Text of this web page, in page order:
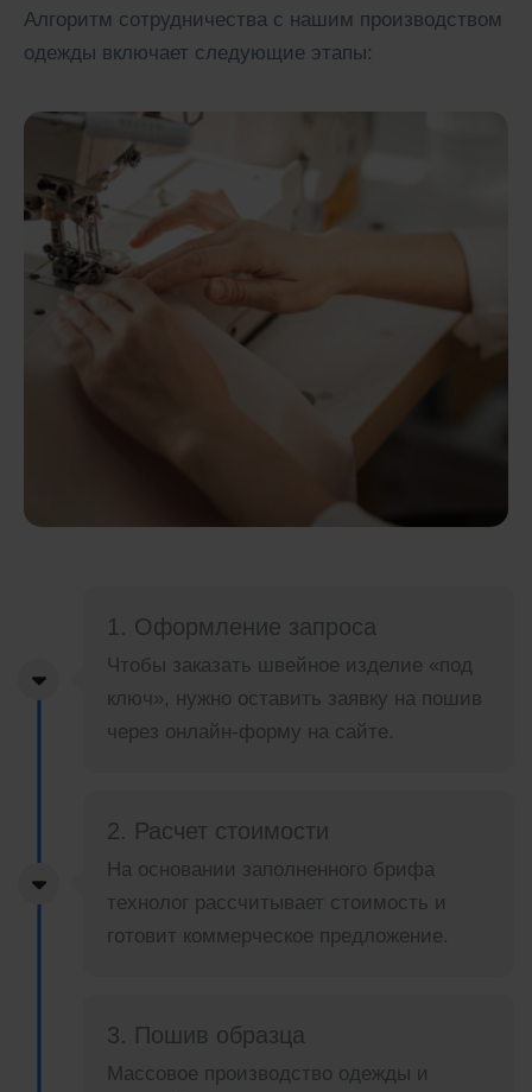
Алгоритм сотрудничества с нашим производством
одежды включает следующие этапы:
1. Оформление запроса
Чтобы заказать швейное изделие «под
ключ», нужно оставить заявку на пошив
через онлайн-форму на сайте.
2. Расчет стоимости
На основании заполненного брифа
технолог рассчитывает стоимость и
готовит коммерческое предложение.
3. Пошив образца
Массовое производство одежды и